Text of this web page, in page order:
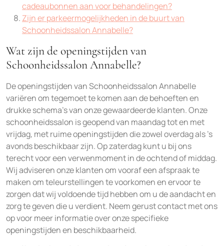
cadeaubonnen aan voor behandelingen?
Zijn er parkeermogelijkheden in de buurt van
Schoonheidssalon Annabelle?
Wat zijn de openingstijden van
Schoonheidssalon Annabelle?
De openingstijden van Schoonheidssalon Annabelle
variëren om tegemoet te komen aan de behoeften en
drukke schema’s van onze gewaardeerde klanten. Onze
schoonheidssalon is geopend van maandag tot en met
vrijdag, met ruime openingstijden die zowel overdag als ’s
avonds beschikbaar zijn. Op zaterdag kunt u bij ons
terecht voor een verwenmoment in de ochtend of middag.
Wij adviseren onze klanten om vooraf een afspraak te
maken om teleurstellingen te voorkomen en ervoor te
zorgen dat wij voldoende tijd hebben om u de aandacht en
zorg te geven die u verdient. Neem gerust contact met ons
op voor meer informatie over onze specifieke
openingstijden en beschikbaarheid.